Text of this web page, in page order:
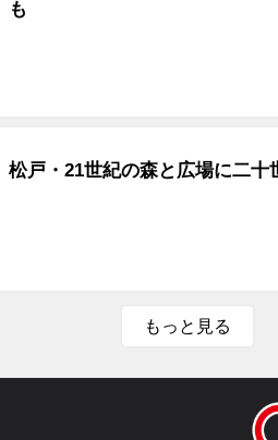
も
松戸・21世紀の森と広場に二
もっと見る